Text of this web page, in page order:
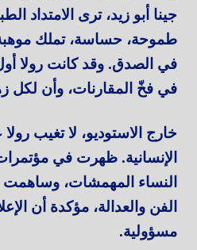
جينا أبو زيد، ترى الامتداد
طموحة، حساسة، تملك موهبة
في الصدق. وقد كانت رولا
في فخّ المقارنات، وأن لكل
خارج الاستوديو، لا تغيب
الإنسانية. ظهرت في
النساء المهمشات،
الفن والعدالة، مؤكدة أن
مسؤولية.